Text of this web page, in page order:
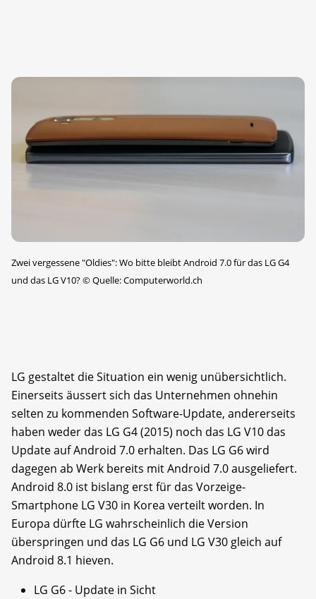
Zwei vergessene "Oldies": Wo bitte bleibt Android 7.0 für das LG G4
und das LG V10?©Quelle: Computerworld.ch
LG gestaltet die Situation ein wenig unübersichtlich.
Einerseits äussert sich das Unternehmen ohnehin
selten zu kommenden Software-Update, andererseits
haben weder das LG G4 (2015) noch das LG V10 das
Update auf Android 7.0 erhalten. Das LG G6 wird
dagegen ab Werk bereits mit Android 7.0 ausgeliefert.
Android 8.0 ist bislang erst für das Vorzeige-
Smartphone LG V30 in Korea verteilt worden. In
Europa dürfte LG wahrscheinlich die Version
überspringen und das LG G6 und LG V30 gleich auf
Android 8.1 hieven.
LG G6 - Update in Sicht